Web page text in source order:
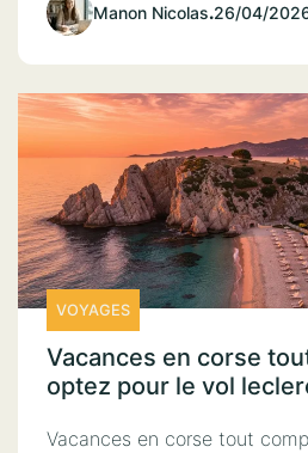
Manon Nicolas.26/04/
VOYAGES
Vacances en corse
optez pour le vol
Vacances en corse tout